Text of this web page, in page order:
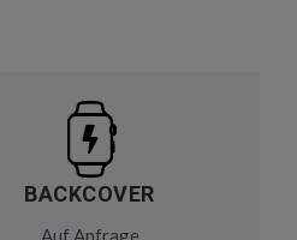
BACKCOVER
Auf Anfrage